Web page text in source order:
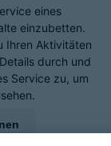
eines
einzubetten.
Ihren Aktivitäten
durch und
Service zu, um